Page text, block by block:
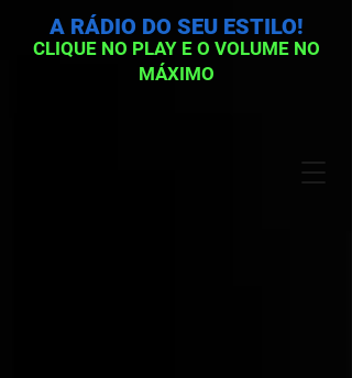
CLIQUE NO PLAY E O VOLUME NO
MÁXIMO
A RÁDIO DO SEU ESTILO!